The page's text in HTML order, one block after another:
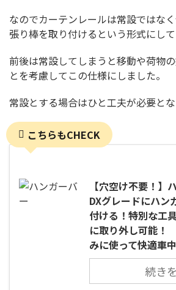
なのでカーテンレールは常設ではな
張り棒を取り付けるという形式にして
前後は常設してしまうと移動や荷物
とを考慮してこの仕様にしました。
常設とする場合はひと工夫が必要とな
こちらもCHECK
【穴空け不要！】
DXグレードにハン
付ける！特別な工
に取り外し可能！
みに使って快適車
続き